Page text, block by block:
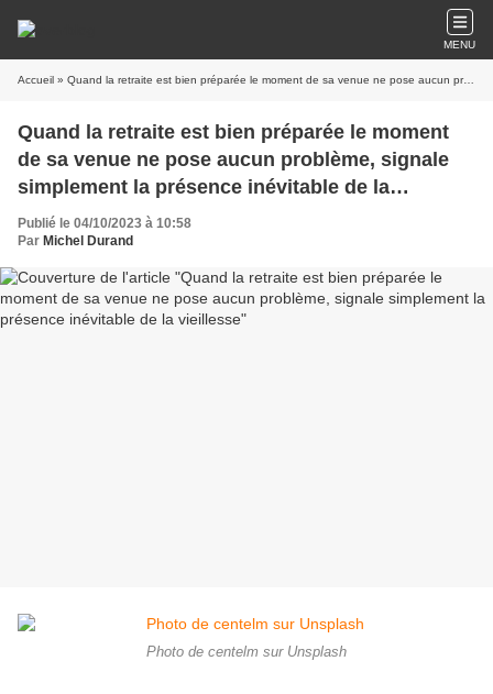
MENU
Accueil » Quand la retraite est bien préparée le moment de sa venue ne pose aucun problème, signale simplement la présence inévitable de la vieillesse
Quand la retraite est bien préparée le moment
de sa venue ne pose aucun problème, signale
simplement la présence inévitable de la
vieillesse
Publié le 04/10/2023 à 10:58
Par Michel Durand
Photo de centelm sur Unsplash